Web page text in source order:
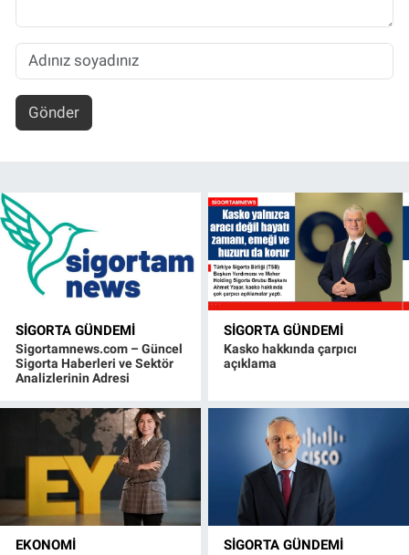
Gönder
SIGORTA GÜNDEMI
Sigortamnews.com – Güncel
Sigorta Haberleri ve Sektör
Analizlerinin Adresi
SIGORTA GÜNDEMI
Kasko hakkında çarpıcı
açıklama
EKONOMI SIGORTA GÜNDEMI